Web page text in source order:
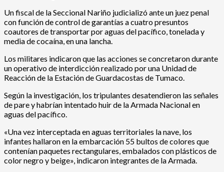
Un fiscal de la Seccional Nariño judicializó ante un juez penal
con función de control de garantías a cuatro presuntos
coautores de transportar por aguas del pacífico, tonelada y
media de cocaína, en una lancha.
Los militares indicaron que las acciones se concretaron durante
un operativo de interdicción realizado por una Unidad de
Reacción de la Estación de Guardacostas de Tumaco.
Según la investigación, los tripulantes desatendieron las señales
de pare y habrían intentado huir de la Armada Nacional en
aguas del pacífico.
«Una vez interceptada en aguas territoriales la nave, los
infantes hallaron en la embarcación 55 bultos de colores que
contenían paquetes rectangulares, embalados con plásticos de
color negro y beige», indicaron integrantes de la Armada.